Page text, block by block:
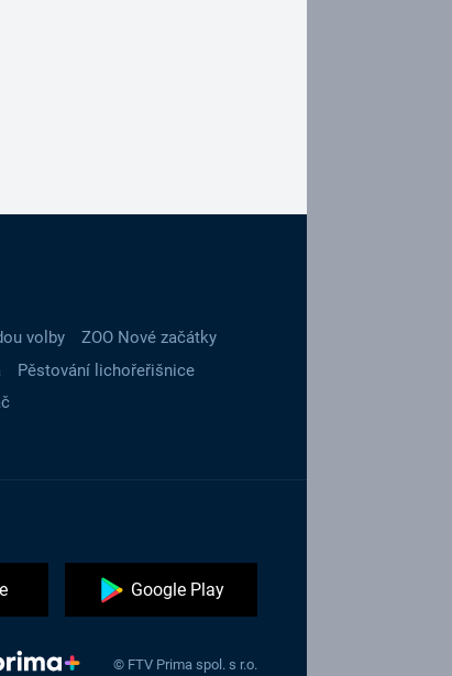
volby
ZOO Nové začátky
Pěstování lichořeřišnice
Google Play
© FTV Prima spol. s r.o.